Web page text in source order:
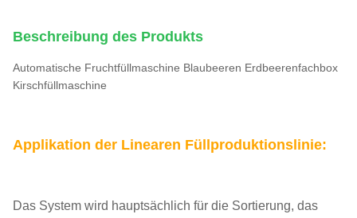
Beschreibung des Produkts
Automatische Fruchtfüllmaschine Blaubeeren Erdbeerenfachbox
Kirschfüllmaschine
Applikation der Linearen Füllproduktionslinie:
Das System wird hauptsächlich für die Sortierung, das